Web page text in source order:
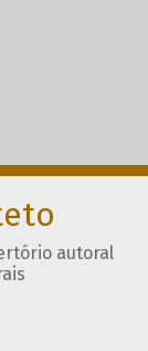
autoral